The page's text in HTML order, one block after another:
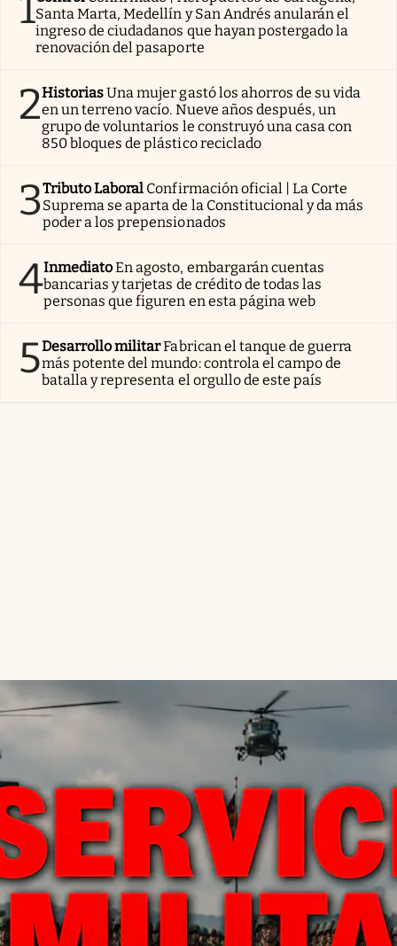
Santa Marta, Medellín y San Andrés anularán el
ingreso de ciudadanos que hayan postergado la
renovación del pasaporte
2HistoriasUna mujer gastó los ahorros de su vida
en un terreno vacío. Nueve años después, un
grupo de voluntarios le construyó una casa con
850 bloques de plástico reciclado
3Tributo Laboral Confirmación oficial | La Corte
Suprema se aparta de la Constitucional y da más
poder a los prepensionados
4InmediatoEn agosto, embargarán cuentas
bancarias y tarjetas de crédito de todas las
personas que figuren en esta página web
5Desarrollo militarFabrican el tanque de guerra
más potente del mundo: controla el campo de
batalla y representa el orgullo de este país